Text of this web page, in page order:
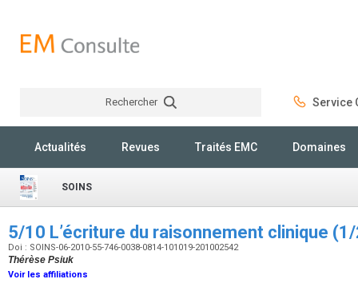
Rechercher Service
Actualités Revues Traités EMC Domaines
SOINS
5/10 L’écriture du raisonnement clinique
Doi : SOINS-06-2010-55-746-0038-0814-101019-201002542
Thérèse Psiuk
Voir les affiliations